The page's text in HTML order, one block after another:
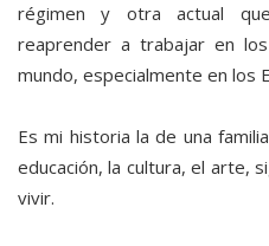
régimen y otra actual
reaprender a trabajar en
mundo, especialmente en los
Es mi historia la de una
educación, la cultura, el arte,
vivir.